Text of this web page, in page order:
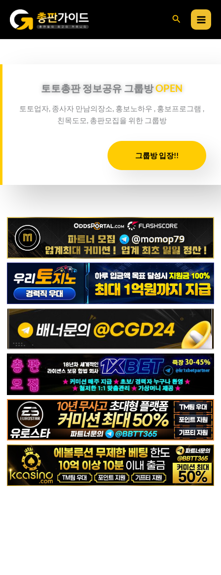
너
검
토토총판 정보공유 그룹방OPEN
토토업자, 종사자 만남의장소, 홍보노하우 , 홍보프로그램 ,
친목도모, 총판모집을 위한 그룹방
그룹방 입장!!